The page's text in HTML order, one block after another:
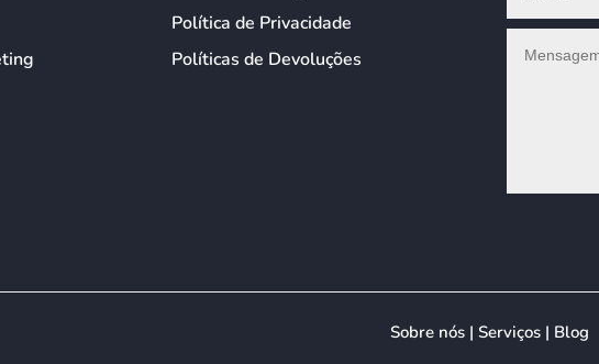
Política de Privacidade
Políticas de Devoluções
Sobre nós| Serviços | Blog
your preferences and repeat visits. By clicking
Settings" to provide a controlled consent.